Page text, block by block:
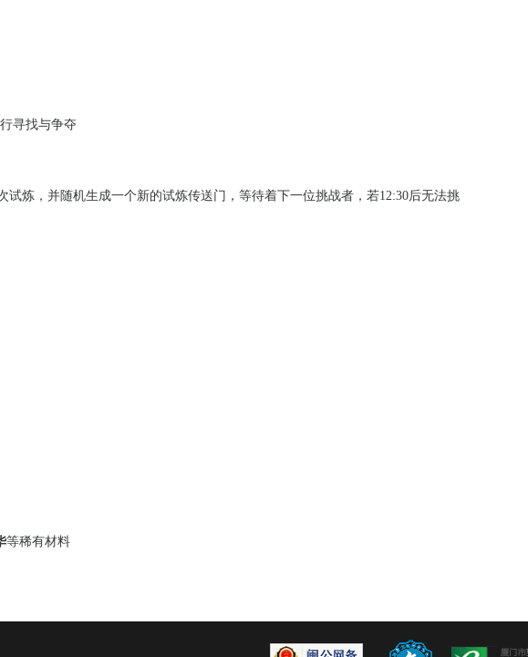
寻找与争夺
试炼，并随机生成一个新的试炼传送门，等待着下一位挑战者，若12:30后无法挑
等稀有材料